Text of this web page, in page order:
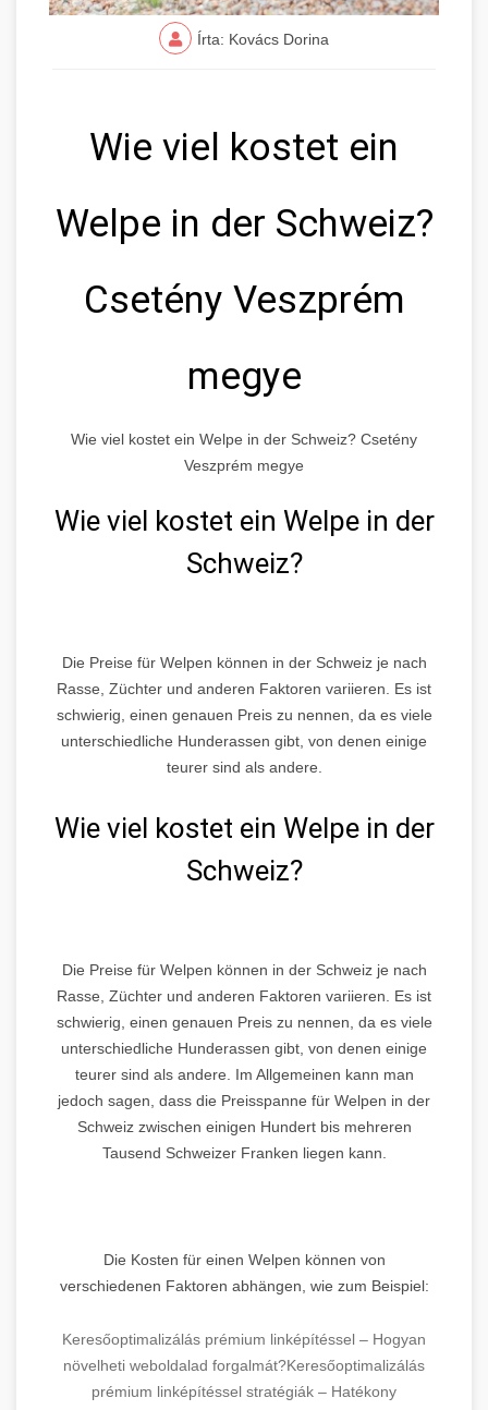
Írta: Kovács Dorina
Wie viel kostet ein
Welpe in der Schweiz?
Csetény Veszprém
megye
Wie viel kostet ein Welpe in der Schweiz? Csetény
Veszprém megye
Wie viel kostet ein Welpe in der
Schweiz?
Die Preise für Welpen können in der Schweiz je nach
Rasse, Züchter und anderen Faktoren variieren. Es ist
schwierig, einen genauen Preis zu nennen, da es viele
unterschiedliche Hunderassen gibt, von denen einige
teurer sind als andere.
Wie viel kostet ein Welpe in der
Schweiz?
Die Preise für Welpen können in der Schweiz je nach
Rasse, Züchter und anderen Faktoren variieren. Es ist
schwierig, einen genauen Preis zu nennen, da es viele
unterschiedliche Hunderassen gibt, von denen einige
teurer sind als andere. Im Allgemeinen kann man
jedoch sagen, dass die Preisspanne für Welpen in der
Schweiz zwischen einigen Hundert bis mehreren
Tausend Schweizer Franken liegen kann.
Die Kosten für einen Welpen können von
verschiedenen Faktoren abhängen, wie zum Beispiel:
Keresőoptimalizálás prémium linképítéssel – Hogyan
növelheti weboldalad forgalmát?Keresőoptimalizálás
prémium linképítéssel stratégiák – Hatékony